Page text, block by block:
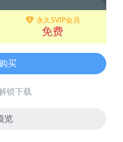
永久SVIP会员
免费
买
锁下载
览